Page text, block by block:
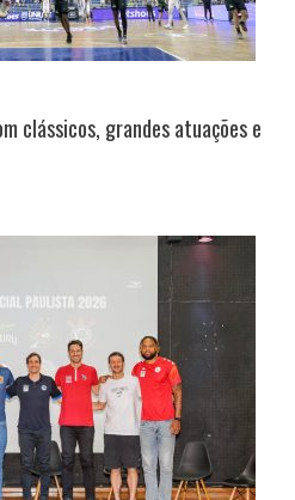
clássicos, grandes atuações e